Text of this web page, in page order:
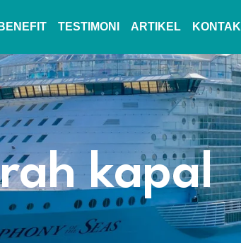
BENEFIT TESTIMONI ARTIKEL KONTAK
kapal